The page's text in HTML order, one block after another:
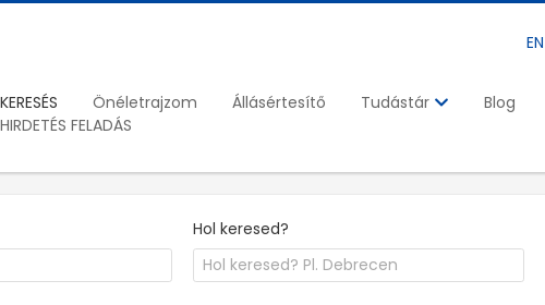
EN
Önéletrajzom Állásértesítő Tudástár Blog
FELADÁS
Hol keresed?